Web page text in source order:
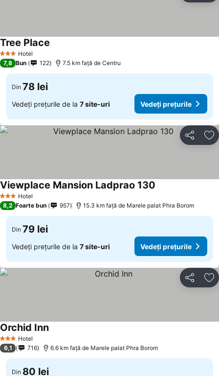
3 SteleHotel
Tree Place
7,8 Bun 122 7.5 km faţă de Centru
Din 78 lei
Vedeți prețurile de la 7 site-uri Vedeți prețurile
Distribuiți
3 SteleHotel
Viewplace Mansion Ladprao 130
8,2 Foarte bun 957 15.3 km faţă de Marele palat Phra Borom
Din 79 lei
Vedeți prețurile de la 7 site-uri Vedeți prețurile
Distribuiți
3 SteleHotel
Orchid Inn
6,1 716 6.6 km faţă de Marele palat Phra Borom
Din 80 lei